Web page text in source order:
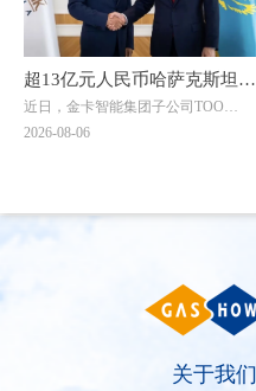
而，现场瓶库内竟堆放着超过150瓶
液化石油气，超量存储4倍以上。当
考核巡查组专家询问为何超量存储
时，供应站负责人支支吾吾，无法给
超13亿元人民币哈萨克斯坦大
单落地！金卡智能国际化战略
近日，金卡智能集团子公司ТОО
"Goldcard Smart Group
销售合同，订单总额折合人民币约8.9
2026-08-06
关于我们